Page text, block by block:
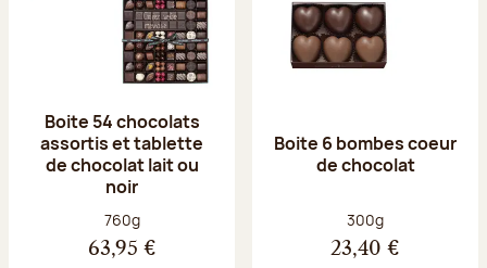
Boite 54 chocolats
assortis et tablette
de chocolat lait ou
noir
Poids net :
760g
63,95 €
Boite 6 bombes coeur
de chocolat
Poids net :
300g
23,40 €